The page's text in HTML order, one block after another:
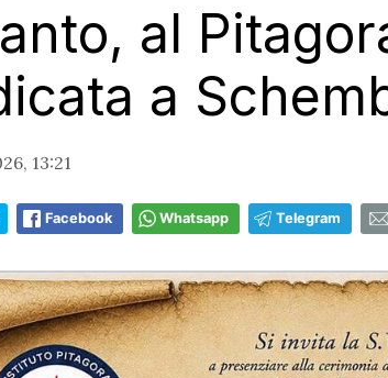
al
a
13:21
Facebook Whatsapp Telegram